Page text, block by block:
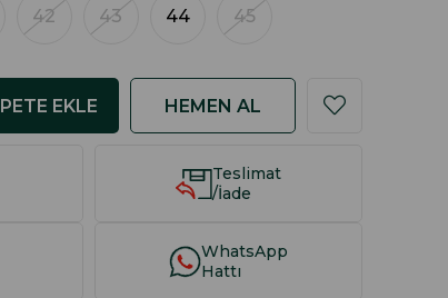
42 43 44 45
Teslimat
/İade
WhatsApp
Hattı